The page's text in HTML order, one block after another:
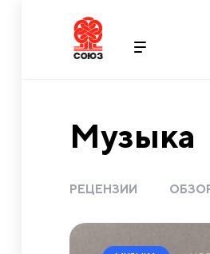
Музыка
РЕЦЕНЗИИ